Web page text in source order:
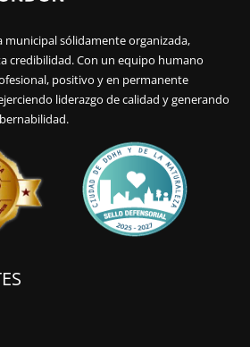
sólidamente organizada,
credibilidad. Con un equipo humano
positivo y en permanente
liderazgo de calidad y generando